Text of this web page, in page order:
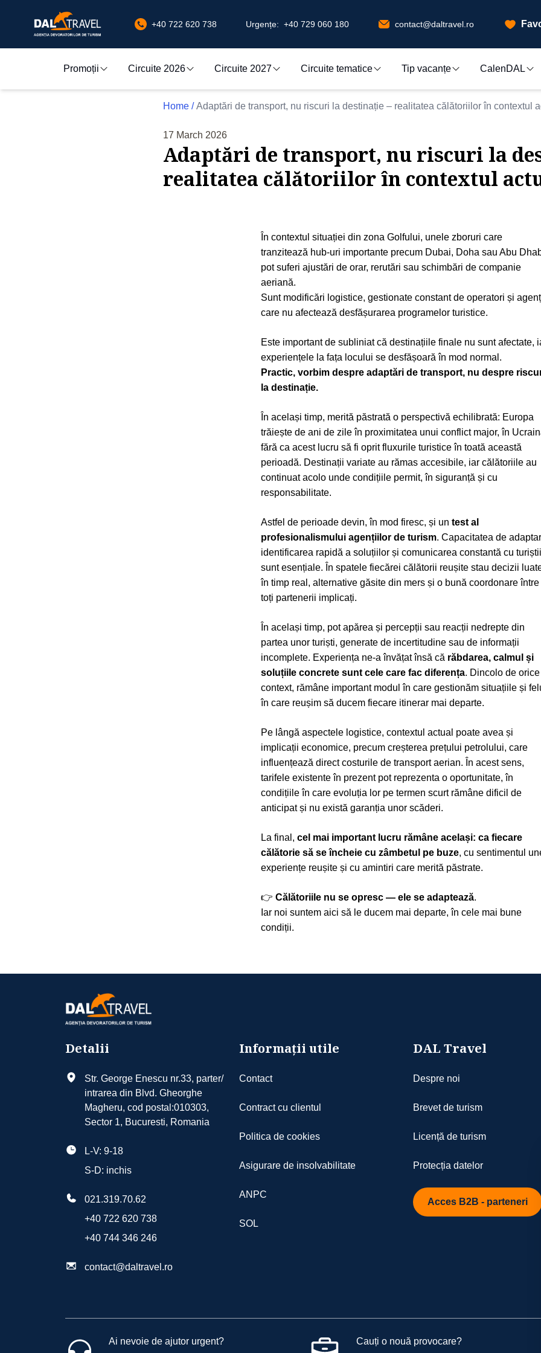
+40 722 620 738 Urgențe: +40 729 060 180 contact@daltravel.ro
Promoții Circuite 2026 Circuite 2027 Circuite tematice Tip vacanțe CalenDAL
Home / Adaptări de transport, nu riscuri la destinație – realitatea călătoriilor în contextul
17 March 2026
Adaptări de transport, nu riscuri la
realitatea călătoriilor în contextul
În contextul situației din zona Golfului, unele zboruri care
tranzitează hub-uri importante precum Dubai, Doha sau Abu
pot suferi ajustări de orar, rerutări sau schimbări de companie
aeriană.
Sunt modificări logistice, gestionate constant de operatori și
care nu afectează desfășurarea programelor turistice.
Este important de subliniat că destinațiile finale nu sunt afectate,
experiențele la fața locului se desfășoară în mod normal.
Practic, vorbim despre adaptări de transport, nu despre
la destinație.
În același timp, merită păstrată o perspectivă echilibrată: Europa
trăiește de ani de zile în proximitatea unui conflict major, în
fără ca acest lucru să fi oprit fluxurile turistice în toată această
perioadă. Destinații variate au rămas accesibile, iar călătoriile au
continuat acolo unde condițiile permit, în siguranță și cu
responsabilitate.
Astfel de perioade devin, în mod firesc, și un test al
profesionalismului agențiilor de turism. Capacitatea de
identificarea rapidă a soluțiilor și comunicarea constantă cu turiștii
sunt esențiale. În spatele fiecărei călătorii reușite stau decizii
în timp real, alternative găsite din mers și o bună coordonare între
toți partenerii implicați.
În același timp, pot apărea și percepții sau reacții nedrepte din
partea unor turiști, generate de incertitudine sau de informații
incomplete. Experiența ne-a învățat însă că răbdarea, calmul și
soluțiile concrete sunt cele care fac diferența. Dincolo de orice
context, rămâne important modul în care gestionăm situațiile și
în care reușim să ducem fiecare itinerar mai departe.
Pe lângă aspectele logistice, contextul actual poate avea și
implicații economice, precum creșterea prețului petrolului, care
influențează direct costurile de transport aerian. În acest sens,
tarifele existente în prezent pot reprezenta o oportunitate, în
condițiile în care evoluția lor pe termen scurt rămâne dificil de
anticipat și nu există garanția unor scăderi.
La final, cel mai important lucru rămâne același: ca fiecare
călătorie să se încheie cu zâmbetul pe buze, cu sentimentul
experiențe reușite și cu amintiri care merită păstrate.
👉 Călătoriile nu se opresc — ele se adaptează.
Iar noi suntem aici să le ducem mai departe, în cele mai bune
condiții.
Detalii
Str. George Enescu nr.33, parter/
intrarea din Blvd. Gheorghe
Magheru, cod postal:010303,
Sector 1, Bucuresti, Romania
L-V: 9-18
S-D: inchis
021.319.70.62
+40 722 620 738
+40 744 346 246
contact@daltravel.ro
Informații utile
Contact
Contract cu clientul
Politica de cookies
Asigurare de insolvabilitate
ANPC
SOL
DAL Travel
Despre noi
Brevet de turism
Licență de turism
Protecția datelor
Acces B2B - parteneri
Ai nevoie de ajutor urgent? Cauți o nouă provocare?